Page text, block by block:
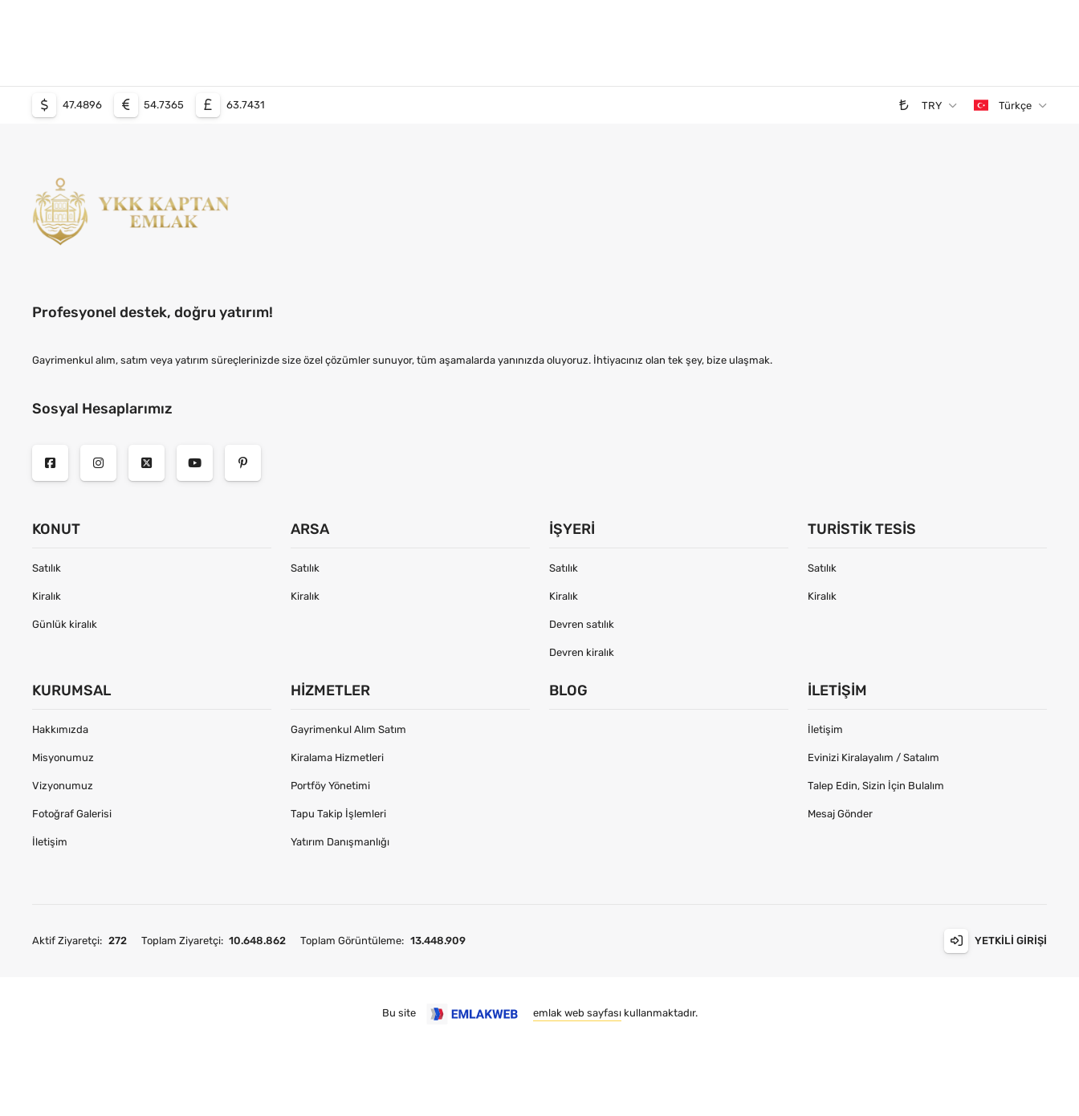
47.4896 54.7365 63.7431 TRY Türkçe
Profesyonel destek, doğru yatırım!
Gayrimenkul alım, satım veya yatırım süreçlerinizde size özel çözümler sunuyor, tüm aşamalarda yanınızda oluyoruz. İhtiyacınız olan tek şey, bize ulaşmak.
Sosyal Hesaplarımız
KONUT
Satılık
Kiralık
Günlük kiralık
ARSA
Satılık
Kiralık
İŞYERI
Satılık
Kiralık
Devren satılık
Devren kiralık
TURISTIK TESIS
Satılık
Kiralık
KURUMSAL
Hakkımızda
Misyonumuz
Vizyonumuz
Fotoğraf Galerisi
İletişim
HIZMETLER
Gayrimenkul Alım Satım
Kiralama Hizmetleri
Portföy Yönetimi
Tapu Takip İşlemleri
Yatırım Danışmanlığı
BLOG İLETIŞIM
İletişim
Evinizi Kiralayalım / Satalım
Talep Edin, Sizin İçin Bulalım
Mesaj Gönder
Aktif Ziyaretçi: 272 Toplam Ziyaretçi: 10.648.862 Toplam Görüntüleme: 13.448.909 YETKILI GIRIŞI
Bu site emlak web sayfasıkullanmaktadır.